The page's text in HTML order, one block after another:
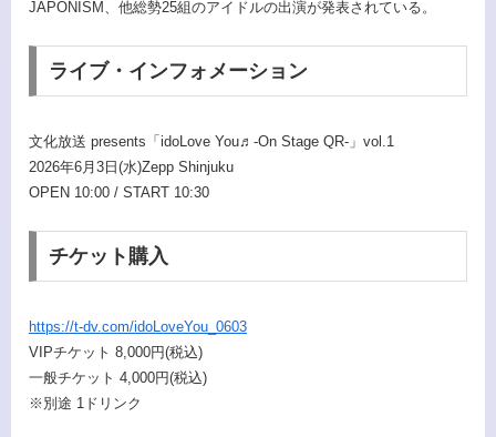
JAPONISM、他総勢25組のアイドルの出演が発表されている。
ライブ・インフォメーション
文化放送 presents「idoLove You♬-On Stage QR-」vol.1
2026年6月3日(水)Zepp Shinjuku
OPEN 10:00 / START 10:30
チケット購入
https://t-dv.com/idoLoveYou_0603
VIPチケット 8,000円(税込)
一般チケット 4,000円(税込)
※別途 1ドリンク